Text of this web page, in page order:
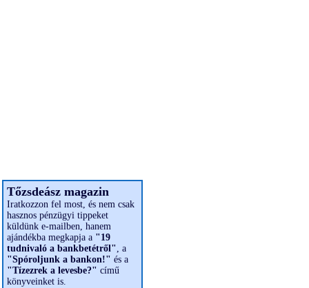
Tőzsdeász magazin
Iratkozzon fel most, és nem csak
hasznos pénzügyi tippeket
küldünk e-mailben, hanem
ajándékba megkapja a "19
tudnivaló a bankbetétről", a
"Spóroljunk a bankon!" és a
"Tízezrek a levesbe?" című
könyveinket is.